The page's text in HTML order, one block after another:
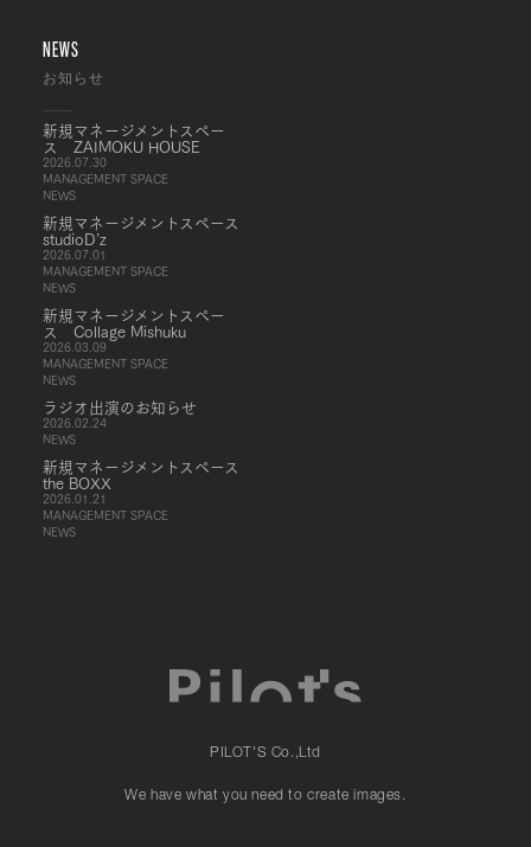
NEWS
お知らせ
新規マネージメントスペー
ス ZAIMOKU HOUSE
2026.07.30
MANAGEMENT SPACE
NEWS
新規マネージメントスペース
studioD’z
2026.07.01
MANAGEMENT SPACE
NEWS
新規マネージメントスペー
ス Collage Mishuku
2026.03.09
MANAGEMENT SPACE
NEWS
ラジオ出演のお知らせ
2026.02.24
NEWS
新規マネージメントスペース
the BOXX
2026.01.21
MANAGEMENT SPACE
NEWS
PILOT'S Co.,Ltd
We have what you need to create images.